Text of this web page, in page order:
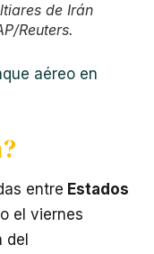
de Irán
Reuters.
aéreo en
entre Estados
el viernes
del